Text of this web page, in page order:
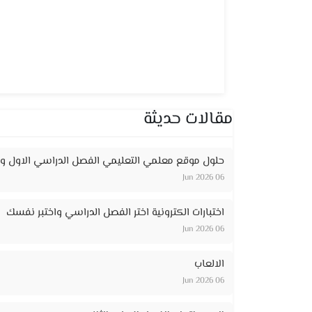
مقالات حديثة
حلول موقع معلمي التعليمي الفصل الدراسي الاول
06 Jun 2026
اختبارات الكترونية اختر الفصل الدراسي واختبر نفسك
06 Jun 2026
الالعاب
06 Jun 2026